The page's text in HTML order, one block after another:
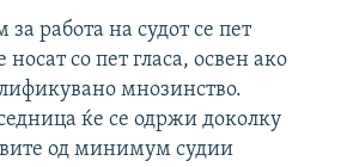
работа на судот се пет
со пет гласа, освен ако
мнозинство.
ќе се одржи доколку
од минимум судии